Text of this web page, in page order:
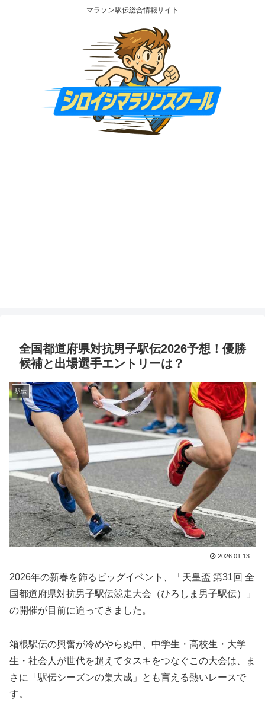
マラソン駅伝総合情報サイト
全国都道府県対抗男子駅伝2026予想！優勝
候補と出場選手エントリーは？
駅伝
2026.01.13
2026年の新春を飾るビッグイベント、「天皇盃 第31回 全
国都道府県対抗男子駅伝競走大会（ひろしま男子駅伝）」
の開催が目前に迫ってきました。
箱根駅伝の興奮が冷めやらぬ中、中学生・高校生・大学
生・社会人が世代を超えてタスキをつなぐこの大会は、ま
さに「駅伝シーズンの集大成」とも言える熱いレースで
す。